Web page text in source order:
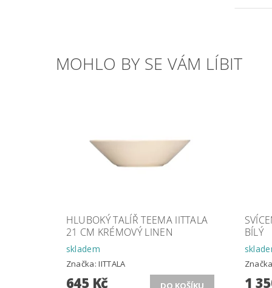
MOHLO BY SE VÁM LÍBIT
HLUBOKÝ TALÍŘ TEEMA IITTALA
21 CM KRÉMOVÝ LINEN
skladem
Značka:IITTALA
645 Kč
BÍLÝ
1